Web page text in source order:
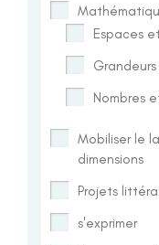
Espaces
Nombres
Mobiliser le
dimensions
Projets
s'exprimer